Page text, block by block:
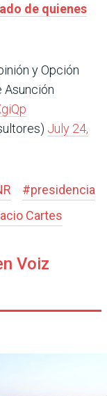
de quienes
y Opción
Asunción
July 24,
#presidencia
Cartes
Voiz